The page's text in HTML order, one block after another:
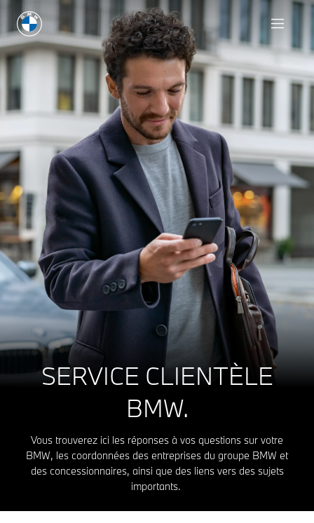
SERVICE CLIENTÈLE
BMW.
Vous trouverez ici les réponses à vos questions sur votre
BMW, les coordonnées des entreprises du groupe BMW et
des concessionnaires, ainsi que des liens vers des sujets
importants.